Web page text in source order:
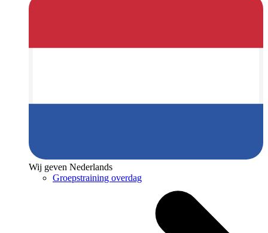
Wij geven Nederlands
Groepstraining overdag